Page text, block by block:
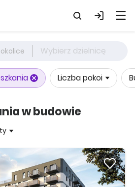
Wybierz dzielnicę
Liczba pokoi
w budowie